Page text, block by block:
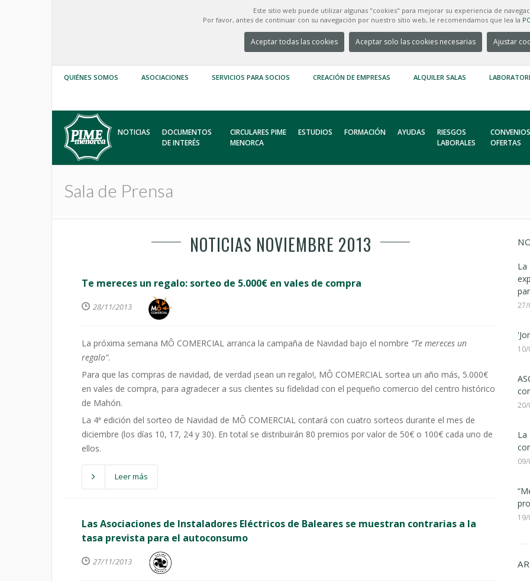
Este sitio web puede utilizar algunas "cookies" para mejorar su experiencia de
Por favor, antes de continuar con su navegación por nuestro sitio web, le recomendamos que lea la
Aceptar todas las cookies Aceptar solo las cookies necesarias Ajustar
QUIÉNES SOMOS ASOCIACIONES SERVICIOS PARA SOCIOS CREACIÓN DE EMPRESAS ALQUILER SALAS
NOTICIAS
DOCUMENTOS
DE INTERÉS
CIRCULARES PIME
MENORCA
ESTUDIOS FORMACIÓN AYUDAS
RIESGOS
LABORALES
OFERTAS
Sala de Prensa
NOTICIAS NOVIEMBRE 2013
Te mereces un regalo: sorteo de 5.000€ en vales de compra
28/11/2013
La próxima semana MÔ COMERCIAL arranca la campaña de Navidad bajo el nombre “Te mereces un
regalo”.
Para que las compras de navidad, de verdad ¡sean un regalo!, MÔ COMERCIAL sortea un año más, 5.000€
en vales de compra, para agradecer a sus clientes su fidelidad con el pequeño comercio del centro histórico
de Mahón.
La 4ª edición del sorteo de Navidad de MÔ COMERCIAL contará con cuatro sorteos durante el mes de
diciembre (los días 10, 17, 24 y 30). En total se distribuirán 80 premios por valor de 50€ o 100€ cada uno de
ellos.
Leer más
Las Asociaciones de Instaladores Eléctricos de Baleares se muestran contrarias a la
tasa prevista para el autoconsumo
27/11/2013
La
27/
20/
La